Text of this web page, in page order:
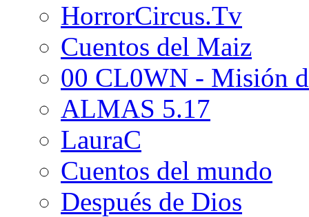
HorrorCircus.Tv
Cuentos del Maiz
00 CL0WN - Misión
ALMAS 5.17
LauraC
Cuentos del mundo
Después de Dios